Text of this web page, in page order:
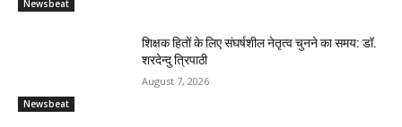
Newsbeat
Newsbeat
शिक्षक हितों के लिए संघर्षशील नेतृत्व चुनने का समय: डॉ.
शरदेन्दु त्रिपाठी
August 7, 2026